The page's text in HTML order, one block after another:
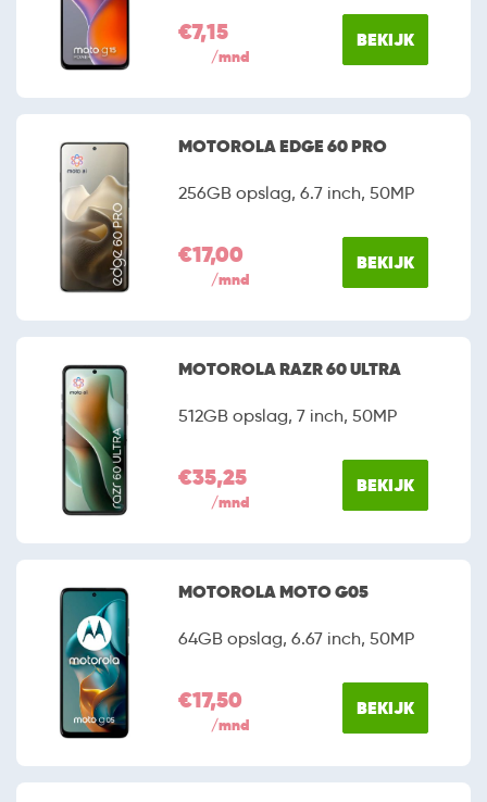
€7,15
/mnd
BEKIJK
MOTOROLA EDGE 60 PRO
256GB opslag, 6.7 inch, 50MP
€17,00
/mnd
BEKIJK
MOTOROLA RAZR 60 ULTRA
512GB opslag, 7 inch, 50MP
€35,25
/mnd
BEKIJK
MOTOROLA MOTO G05
64GB opslag, 6.67 inch, 50MP
€17,50
/mnd
BEKIJK